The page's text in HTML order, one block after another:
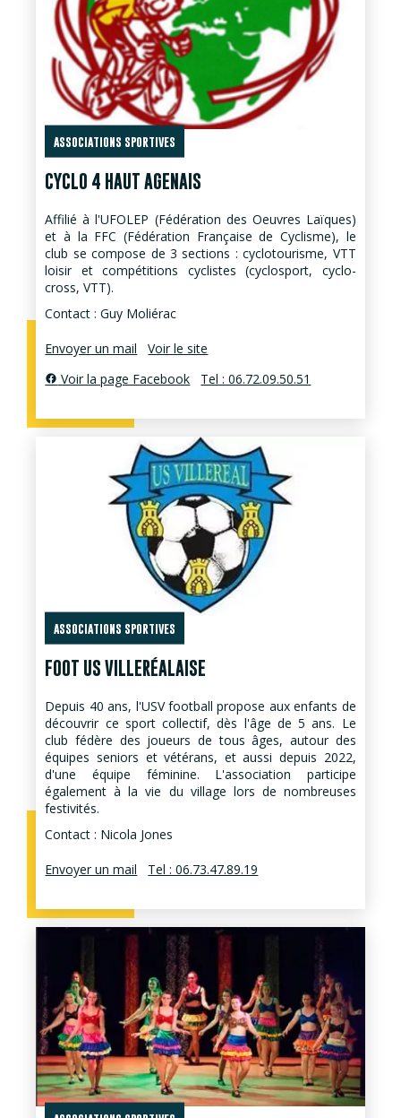
ASSOCIATIONS SPORTIVES
CYCLO 4 HAUT AGENAIS
Affilié à l'UFOLEP (Fédération des Oeuvres Laïques)
et à la FFC (Fédération Française de Cyclisme), le
club se compose de 3 sections : cyclotourisme, VTT
loisir et compétitions cyclistes (cyclosport, cyclo-
cross, VTT).
Contact : Guy Moliérac
Envoyer un mail
Voir le site
Voir la page Facebook
Tel : 06.72.09.50.51
ASSOCIATIONS SPORTIVES
FOOT US VILLERÉALAISE
Depuis 40 ans, l'USV football propose aux enfants de
découvrir ce sport collectif, dès l'âge de 5 ans. Le
club fédère des joueurs de tous âges, autour des
équipes seniors et vétérans, et aussi depuis 2022,
d'une équipe féminine. L'association participe
également à la vie du village lors de nombreuses
festivités.
Contact : Nicola Jones
Envoyer un mail Tel : 06.73.47.89.19